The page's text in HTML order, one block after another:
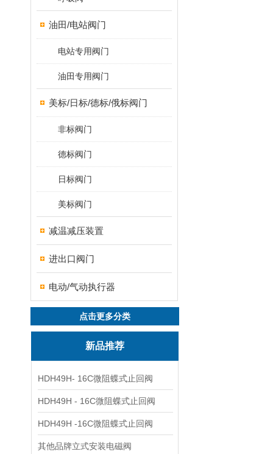
油田/电站阀门
电站专用阀门
油田专用阀门
美标/日标/德标/俄标阀门
非标阀门
德标阀门
日标阀门
美标阀门
减温减压装置
进出口阀门
电动/气动执行器
点击更多分类
新品推荐
HDH49H- 16C微阻蝶式止回阀
HDH49H - 16C微阻蝶式止回阀
HDH49H -16C微阻蝶式止回阀
其他品牌立式安装电磁阀